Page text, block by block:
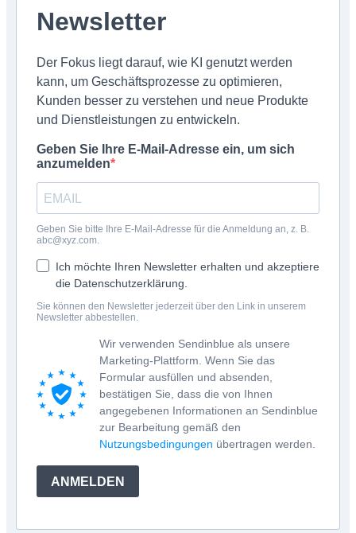
Newsletter
Der Fokus liegt darauf, wie KI genutzt werden
kann, um Geschäftsprozesse zu optimieren,
Kunden besser zu verstehen und neue Produkte
und Dienstleistungen zu entwickeln.
Geben Sie Ihre E-Mail-Adresse ein, um sich
anzumelden
Geben Sie bitte Ihre E-Mail-Adresse für die Anmeldung an, z. B.
abc@xyz.com.
Ich möchte Ihren Newsletter erhalten und akzeptiere
die Datenschutzerklärung.
Sie können den Newsletter jederzeit über den Link in unserem
Newsletter abbestellen.
Wir verwenden Sendinblue als unsere
Marketing-Plattform. Wenn Sie das
Formular ausfüllen und absenden,
bestätigen Sie, dass die von Ihnen
angegebenen Informationen an Sendinblue
zur Bearbeitung gemäß den
Nutzungsbedingungen übertragen werden.
ANMELDEN